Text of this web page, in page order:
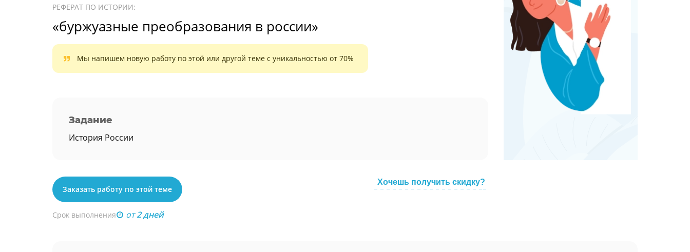
РЕФЕРАТ ПО ИСТОРИИ:
«буржуазные преобразования в россии»
Мы напишем новую работу по этой или другой теме с уникальностью от 70%
Задание
История России
Заказать работу по этой теме
Срок выполнения от2 дней
Хочешь получить скидку?